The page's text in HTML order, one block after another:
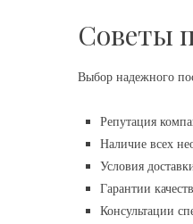
Советы
Выбор надежного
Репутация
Наличие всех
Условия
Гарантии
Консультации